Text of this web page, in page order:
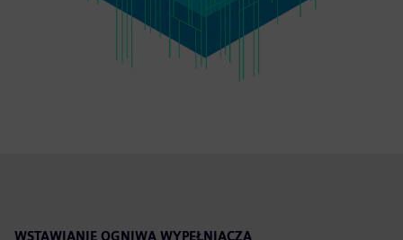
WSTAWIANIE OGNIWA WYPEŁNIACZA